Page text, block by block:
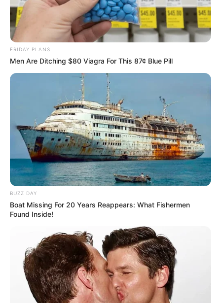
FRIDAY PLANS
Men Are Ditching $80 Viagra For This 87¢ Blue Pill
BUZZ DAY
Boat Missing For 20 Years Reappears: What Fishermen
Found Inside!